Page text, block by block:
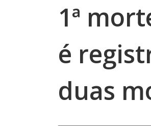
1⁠ª
é
duas